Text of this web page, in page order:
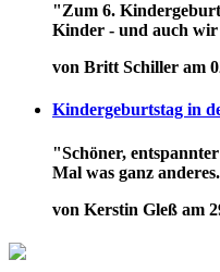
"Zum 6.
Kinder - und auch
von Britt Schiller am
Kindergeburtstag in
"Schöner,
Mal was ganz
von Kerstin Gleß am